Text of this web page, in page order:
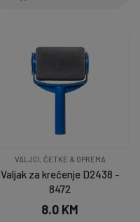
VALJCI, ČETKE & OPREMA
Valjak za krečenje D2438 -
8472
8.0 KM